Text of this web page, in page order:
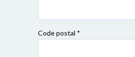
Code postal *